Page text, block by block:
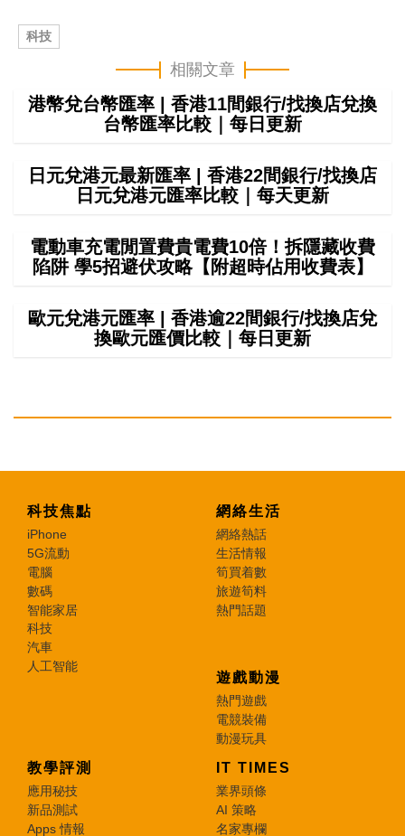
科技
相關文章
港幣兌台幣匯率 | 香港11間銀行/找換店兌換
台幣匯率比較｜每日更新
日元兌港元最新匯率 | 香港22間銀行/找換店
日元兌港元匯率比較｜每天更新
電動車充電閒置費貴電費10倍！拆隱藏收費
陷阱 學5招避伏攻略【附超時佔用收費表】
歐元兌港元匯率 | 香港逾22間銀行/找換店兌
換歐元匯價比較｜每日更新
科技焦點
iPhone
5G流動
電腦
數碼
智能家居
科技
汽車
人工智能
網絡生活
網絡熱話
生活情報
筍買着數
旅遊筍料
熱門話題
遊戲動漫
熱門遊戲
電競裝備
動漫玩具
教學評測
應用秘技
新品測試
Apps 情報
IT TIMES
業界頭條
AI 策略
名家專欄